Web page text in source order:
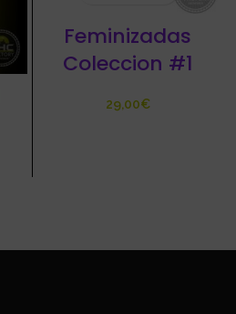
Feminizadas
Coleccion #1
€